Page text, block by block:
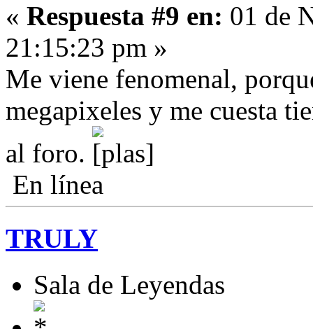
« Respuesta #9 en: 01 de
21:15:23 pm »
Me viene fenomenal,
megapixeles y me cuesta
al foro.
En línea
TRULY
Sala de Leyendas